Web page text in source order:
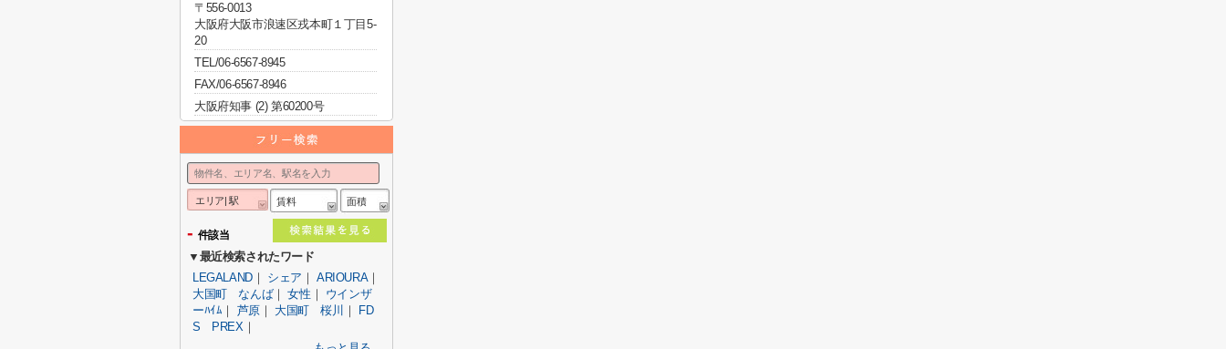
〒556-0013
大阪府大阪市浪速区戎本町１丁目5-
20
TEL/06-6567-8945
FAX/06-6567-8946
大阪府知事 (2) 第60200号
エリア| 駅 賃料 面積
- 件該当
▼最近検索されたワード
LEGALAND｜ シェア ｜ARIOURA｜
大国町 なんば｜女性 ｜ ウインザ
ーﾊｲﾑ ｜ 芦原｜ 大国町 桜川 ｜
FD
S PREX｜